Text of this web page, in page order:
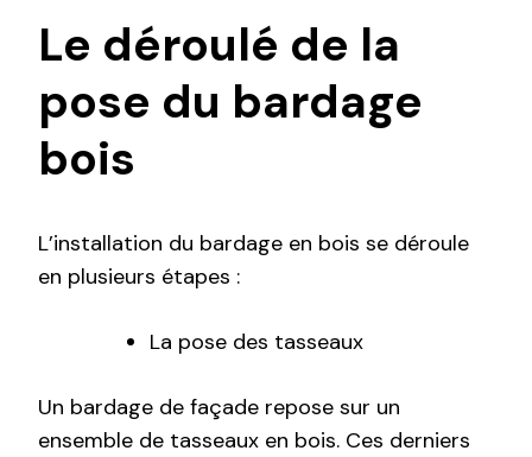
Le déroulé de la
pose du bardage
bois
L’installation du bardage en bois se déroule
en plusieurs étapes :
La pose des tasseaux
Un bardage de façade repose sur un
ensemble de tasseaux en bois. Ces derniers